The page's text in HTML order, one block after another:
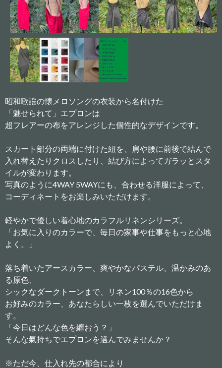
昭和歌謡の懐メロソングの衣装から名付けた
「魅せられて」エプロンは
超フレアーの布をアレンジした個性的なデザインです。
スカート部分の両端に付けた紐を、肩や腰に前後で結んで
入れ替えたりクロスしたり、結び方によってガラッとスタ
イルが変わります。
写真のように4WAY 5WAYにも、合わせる洋服によって、
コーディネートをお楽しみいただけます。
軽やかで優しい着心地のカラフルリネンシリーズ。
「お気に入りのカラーで、毎日の家事や仕事をもっと心地
よく。」
落ち着いたアースカラー、爽やかなパステル、温かみのあ
る原色、
シックなダークトーンまで、リネン100％の16色から
お好みのカラー、あなたらしい一枚を選んでいただけま
す。
「今日はどんな色を纏おう？」
そんな氣持ちでエプロンを選んでみませんか？
※ただ今、仕入れ先の都合により